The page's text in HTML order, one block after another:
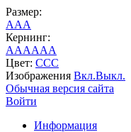
Размер:
AAA
Кернинг:
AAAAAA
Цвет: CCC
Изображения Вкл.Выкл.
Обычная версия сайта
Войти
Информация